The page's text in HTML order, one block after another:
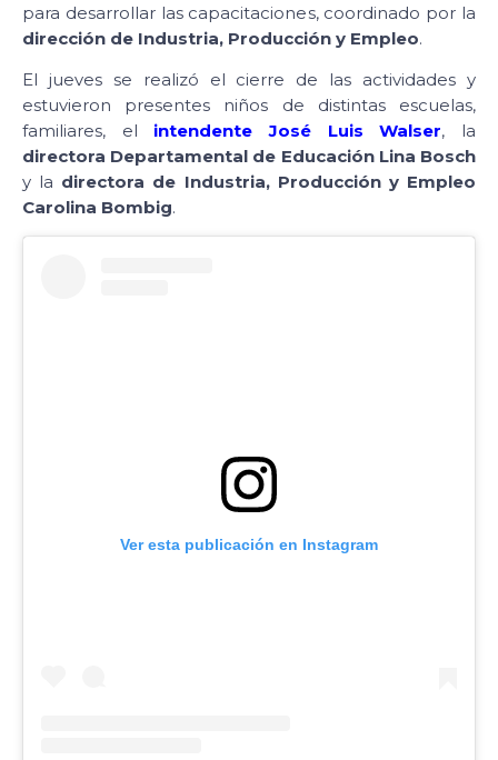
para desarrollar las capacitaciones, coordinado por la
dirección de Industria, Producción y Empleo.
El jueves se realizó el cierre de las actividades y
estuvieron presentes niños de distintas escuelas,
familiares, el intendente José Luis Walser, la
directora Departamental de Educación Lina Bosch
y la directora de Industria, Producción y Empleo
Carolina Bombig.
Ver esta publicación en Instagram